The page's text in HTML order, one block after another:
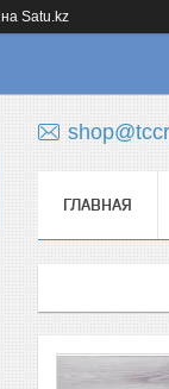
на Satu.kz
ГЛАВНАЯ